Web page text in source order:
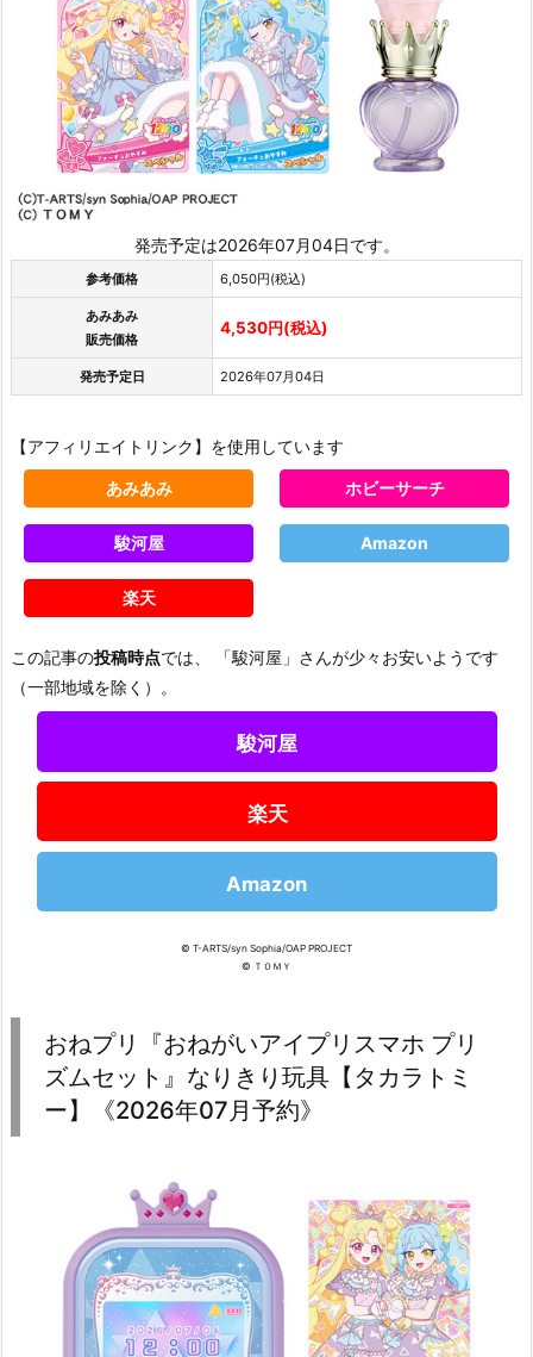
発売予定は2026年07月04日です。
参考価格 6,050円(税込)
あみあみ
販売価格
4,530円(税込)
発売予定日 2026年07月04日
【アフィリエイトリンク】を使用しています
あみあみ ホビーサーチ
駿河屋 Amazon
楽天
この記事の投稿時点では、 「駿河屋」さんが少々お安いようです
（一部地域を除く）。
駿河屋
楽天
Amazon
© T-ARTS/syn Sophia/OAP PROJECT
© ＴＯＭＹ
おねプリ『おねがいアイプリスマホ プリ
ズムセット』なりきり玩具【タカラトミ
ー】《2026年07月予約》